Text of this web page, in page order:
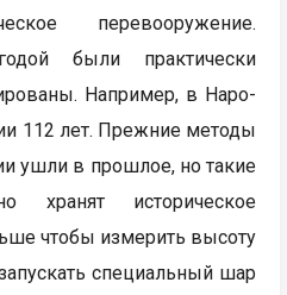
перевооружение.
были практически
Например, в Наро-
112 лет. Прежние методы
ушли в прошлое, но такие
хранят историческое
чтобы измерить высоту
специальный шар